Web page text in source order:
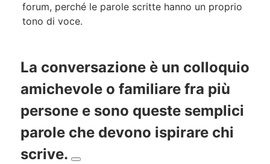
forum, perché le parole scritte hanno un proprio
tono di voce.
La conversazione è un colloquio
amichevole o familiare fra più
persone e sono queste semplici
parole che devono ispirare chi
scrive.